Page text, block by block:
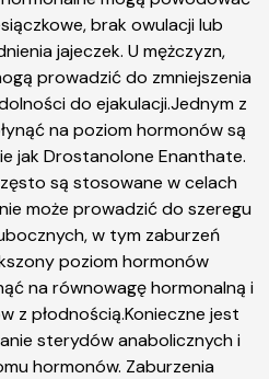
brak owulacji lub
jajeczek. U mężczyzn,
prowadzić do zmniejszenia
do ejakulacji.Jednym z
na poziom hormonów są
jak Drostanolone Enanthate.
są stosowane w celach
może prowadzić do szeregu
w tym zaburzeń
poziom hormonów
na równowagę hormonalną i
z płodnością.Konieczne jest
sterydów anabolicznych i
hormonów. Zaburzenia